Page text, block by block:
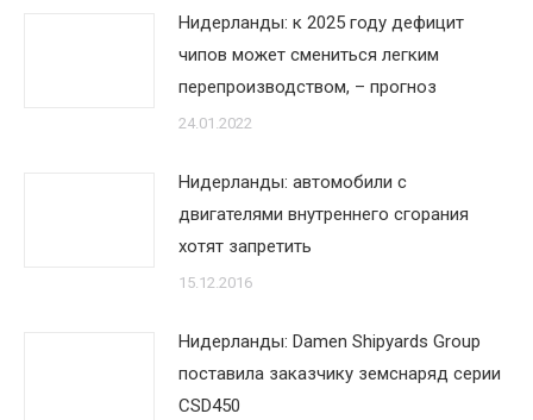
Нидерланды: к 2025 году дефицит
чипов может смениться легким
перепроизводством, – прогноз
24.01.2022
Нидерланды: автомобили с
двигателями внутреннего сгорания
хотят запретить
15.12.2016
Нидерланды: Damen Shipyards Group
поставила заказчику земснаряд серии
CSD450‎